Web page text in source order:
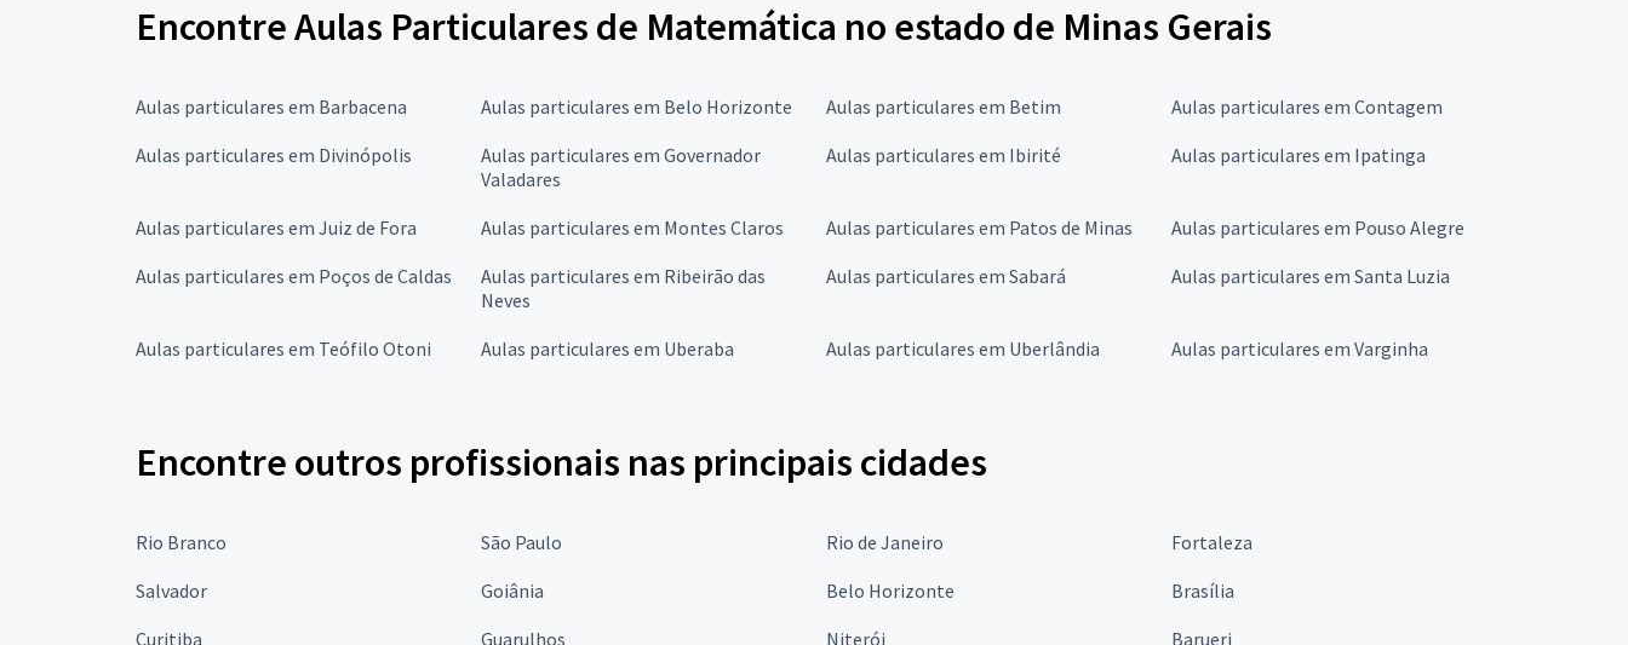
Encontre Aulas Particulares de Matemática no estado de Minas Gerais
Aulas particulares em Barbacena Aulas particulares em Belo Horizonte Aulas particulares em Betim
Aulas particulares em Contagem
Aulas particulares em Divinópolis
Aulas particulares em Governador
Valadares
Aulas particulares em Ibirité Aulas particulares em Ipatinga
Aulas particulares em Juiz de Fora Aulas particulares em Montes Claros Aulas particulares em Patos de Minas
Aulas particulares em Pouso Alegre
Aulas particulares em Poços de Caldas
Aulas particulares em Ribeirão das
Neves
Aulas particulares em Sabará Aulas particulares em Santa Luzia
Aulas particulares em Teófilo Otoni Aulas particulares em Uberaba Aulas particulares em Uberlândia Aulas particulares em Varginha
Encontre outros profissionais nas principais cidades
Rio Branco São Paulo Rio de Janeiro
Fortaleza
Salvador
Goiânia Belo Horizonte
Brasília
Curitiba
Guarulhos Niterói Barueri